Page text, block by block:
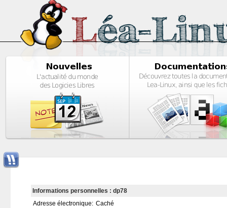
Informations personnelles : dp78
Adresse électronique: Caché